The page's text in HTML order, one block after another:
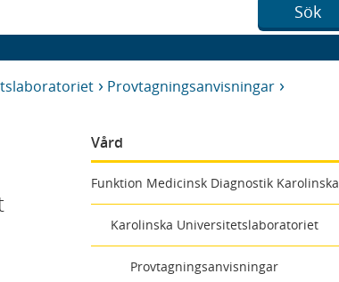
Sök
Provtagningsanvisningar
Vård
Funktion Medicinsk Diagnostik Karolinska
Karolinska Universitetslaboratoriet
Provtagningsanvisningar